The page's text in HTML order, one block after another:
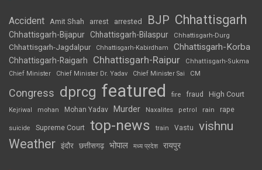
Accident Amit Shah arrest arrested BJP Chhattisgarh
Chhattisgarh-Bijapur Chhattisgarh-Bilaspur Chhattisgarh-Durg
Chhattisgarh-Jagdalpur Chhattisgarh-Kabirdham Chhattisgarh-Korba
Chhattisgarh-Raigarh Chhattisgarh-Raipur
Chhattisgarh-Sukma
Chief Minister
Chief Minister Dr. Yadav Chief Minister Sai CM
Congress dprcg featured fire fraud High Court
Kejriwal mohan Mohan Yadav Murder Naxalites petrol rain rape
suicide Supreme Court top-news train Vastu vishnu
Weather इंदौर छत्तीसगढ़ भोपाल मध्य प्रदेश रायपुर